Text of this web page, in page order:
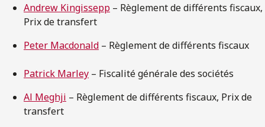
Andrew Kingissepp – Règlement de différents fiscaux,
Prix de transfert
Peter Macdonald – Règlement de différents fiscaux
Patrick Marley – Fiscalité générale des sociétés
Al Meghji – Règlement de différents fiscaux, Prix de
transfert